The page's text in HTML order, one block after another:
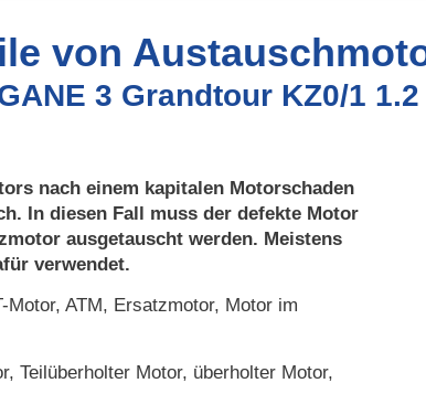
von
3 Grandtour KZ0/1 1.2
nach einem kapitalen Motorschaden
In diesen Fall muss der defekte Motor
ausgetauscht werden. Meistens
verwendet.
Motor, ATM, Ersatzmotor, Motor im
Teilüberholter Motor, überholter Motor,